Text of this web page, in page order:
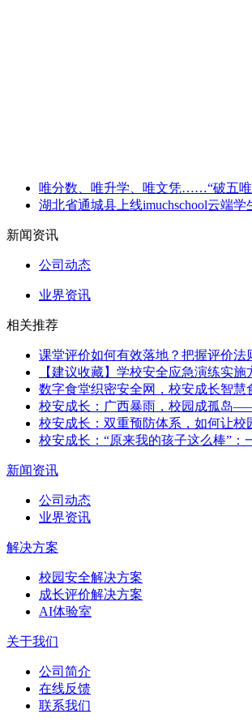
唯分数、唯升学、唯文凭……“破五唯
湖北省通城县上线imuchschool云端
新闻资讯
公司动态
业界资讯
相关推荐
课堂评价如何有效落地？把握评价法
【建议收藏】学校安全应急演练实
数字食堂织密安全网，校安成长智慧
校安成长：广西暴雨，校园成孤岛
校安成长：双重预防体系，如何让
校安成长：“原来我的孩子这么棒”：
新闻资讯
公司动态
业界资讯
解决方案
校园安全解决方案
成长评价解决方案
AI体验室
关于我们
公司简介
在线反馈
联系我们